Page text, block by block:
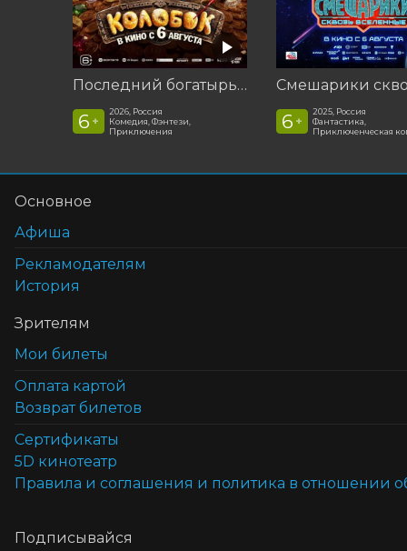
Последний богатырь. Колобок
6 +
2026, Россия
Комедия, Фэнтези,
Приключения
6 +
2025, Россия
Фантастика,
Приключенческая
Основное
Афиша
Рекламодателям
История
Зрителям
Мои билеты
Оплата картой
Возврат билетов
Cертификаты
5D кинотеатр
Правила и соглашения и политика в отношении
Подписывайся